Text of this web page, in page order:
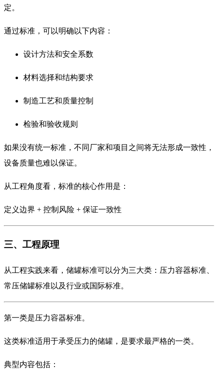
定。
通过标准，可以明确以下内容：
设计方法和安全系数
材料选择和结构要求
制造工艺和质量控制
检验和验收规则
如果没有统一标准，不同厂家和项目之间将无法形成一致性，
设备质量也难以保证。
从工程角度看，标准的核心作用是：
定义边界 + 控制风险 + 保证一致性
三、工程原理
从工程实践来看，储罐标准可以分为三大类：压力容器标准、
常压储罐标准以及行业或国际标准。
第一类是压力容器标准。
这类标准适用于承受压力的储罐，是要求最严格的一类。
典型内容包括：